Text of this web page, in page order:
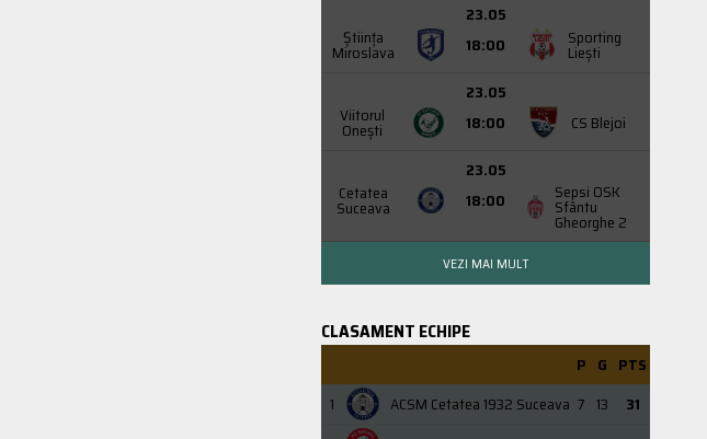
Știința
Miroslava
23.05
18:00
Sporting
Liești
Viitorul
Onești
23.05
18:00
CS Blejoi
Cetatea
Suceava
23.05
18:00
Sepsi OSK
Sfântu
Gheorghe 2
VEZI MAI MULT
CLASAMENT ECHIPE
P G PTS
1
ACSM Cetatea 1932 Suceava 7 13
31